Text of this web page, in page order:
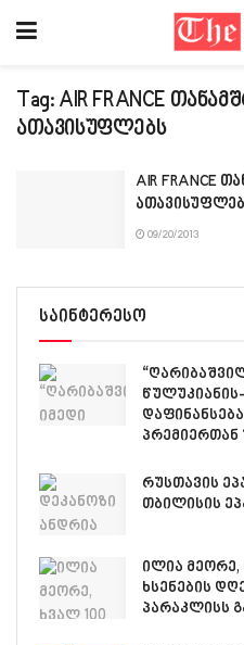
Tag: AIR FRANCE
ათავისუფლებს
AIR FRANCE
09/20/2013
საინტერესო
პრემიერთან
რუსთავის
თბილისის
ილია მეორე,
ხსენების
პარაკლისს